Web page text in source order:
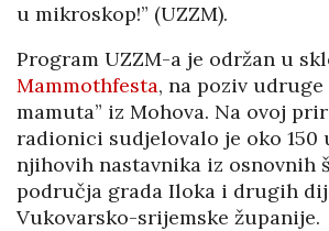
u mikroskop!” (UZZM).
Program UZZM-a je održan u
Mammothfesta, na poziv udruge
mamuta” iz Mohova. Na ovoj
radionici sudjelovalo je oko 150
njihovih nastavnika iz osnovnih
područja grada Iloka i drugih
Vukovarsko-srijemske županije.